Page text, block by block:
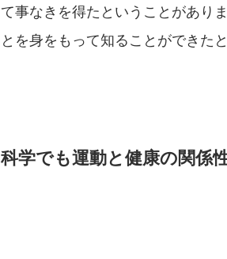
て事なきを得たということがあり
とを身をもって知ることができた
科学でも運動と健康の関係